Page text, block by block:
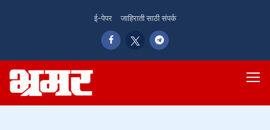
ई-पेपर जाहिराती साठी संपर्क